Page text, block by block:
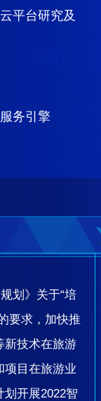
平台研究及
务引擎
划》关于“培
要求，加快推
新技术在旅游
项目在旅游业
开展2022智